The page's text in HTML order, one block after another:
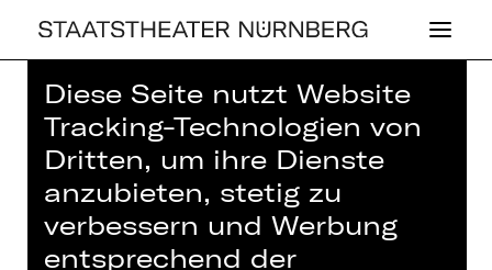
SPENDENPROJEK
Diese Seite nutzt Website
Tracking-Technologien von
Dritten, um ihre Dienste
anzubieten, stetig zu
verbessern und Werbung
entsprechend der